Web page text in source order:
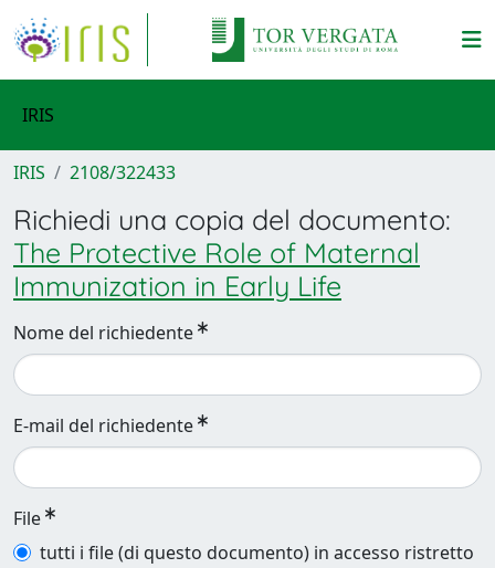
IRIS
IRIS 2108/322433
Richiedi una copia del documento:
The Protective Role of Maternal
Immunization in Early Life
Nome del richiedente
E-mail del richiedente
File
tutti i file (di questo documento) in accesso ristretto